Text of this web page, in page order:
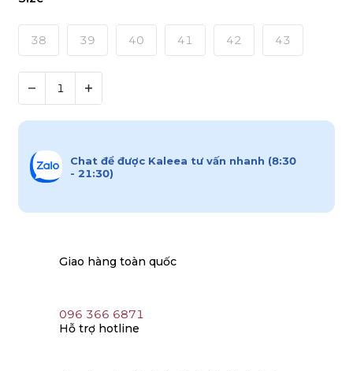
38 39 40 41 42 43
Chat để được Kaleea tư vấn nhanh (8:30
- 21:30)
Giao hàng toàn quốc
096 366 6871
Hỗ trợ hotline